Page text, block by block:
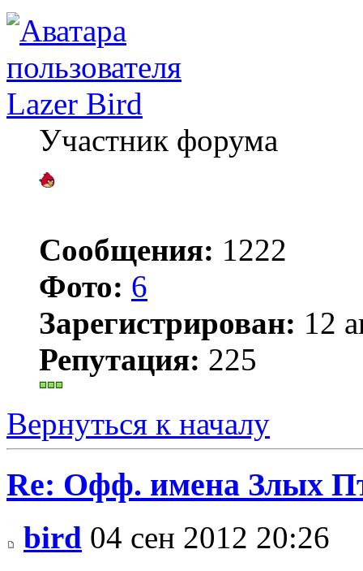
Lazer Bird
Участник форума
Сообщения: 1222
Фото: 6
Зарегистрирован: 12
Репутация: 225
Вернуться к началу
Re: Офф. имена Злых
bird 04 сен 2012 20:26